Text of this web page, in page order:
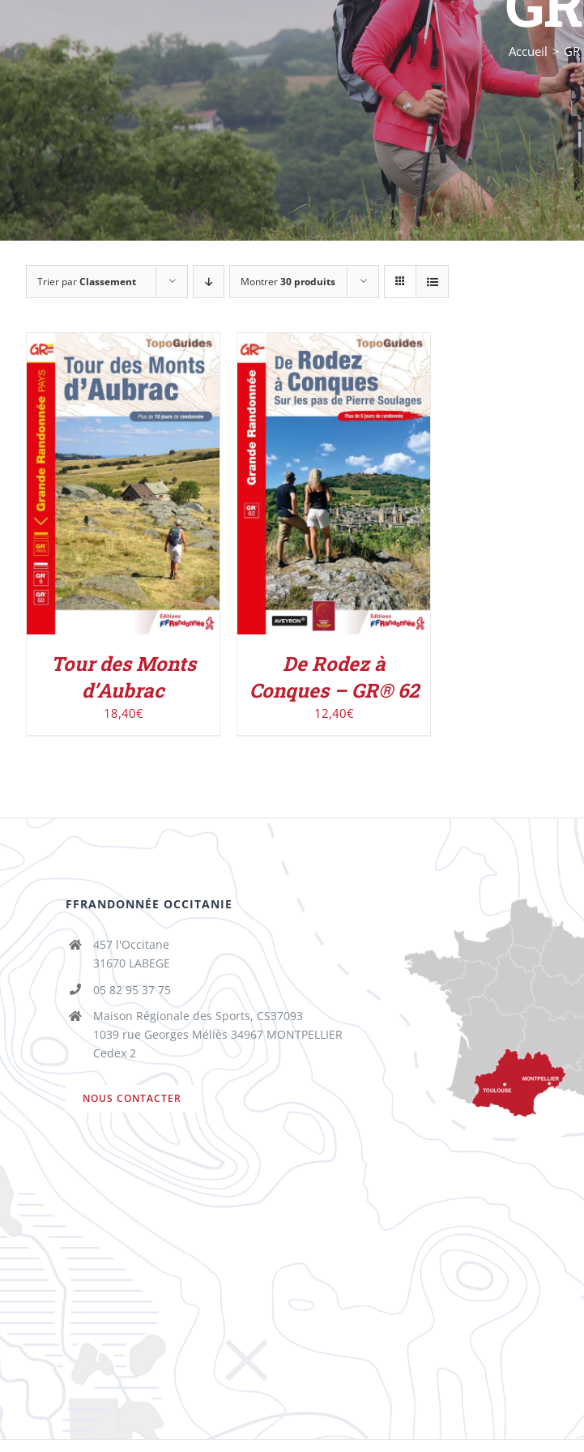
Accueil GR
Trier parClassement Montrer30 produits
AJOUTER AU PANIER
/
DÉTAILS
Tour des Monts
d’Aubrac
18,40€
AJOUTER AU PANIER
/
DÉTAILS
De Rodez à
Conques – GR® 62
12,40€
FFRANDONNÉE OCCITANIE
457 l'Occitane
31670 LABEGE
05 82 95 37 75
Maison Régionale des Sports, CS37093
1039 rue Georges Méliès 34967 MONTPELLIER
Cedex 2
NOUS CONTACTER